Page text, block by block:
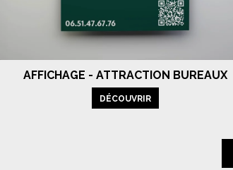
AFFICHAGE - ATTRACTION BUREAUX
DÉCOUVRIR